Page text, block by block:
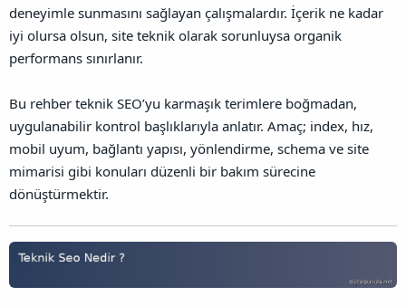
ı
s
ı
K
o
p
y
a
a
deneyimle sunmasını sağlayan çalışmalardır. İçerik ne kadar
iyi olursa olsun, site teknik olarak sorunluysa organik
performans sınırlanır.
Bu rehber teknik SEO’yu karmaşık terimlere boğmadan,
uygulanabilir kontrol başlıklarıyla anlatır. Amaç; index, hız,
mobil uyum, bağlantı yapısı, yönlendirme, schema ve site
mimarisi gibi konuları düzenli bir bakım sürecine
dönüştürmektir.